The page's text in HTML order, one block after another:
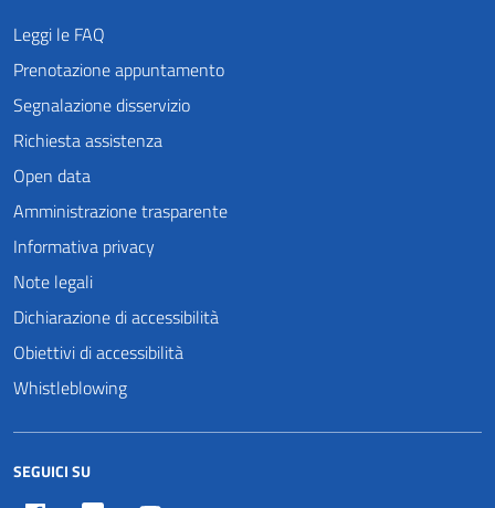
Leggi le FAQ
Prenotazione appuntamento
Segnalazione disservizio
Richiesta assistenza
Open data
Amministrazione trasparente
Informativa privacy
Note legali
Dichiarazione di accessibilità
Obiettivi di accessibilità
Whistleblowing
SEGUICI SU